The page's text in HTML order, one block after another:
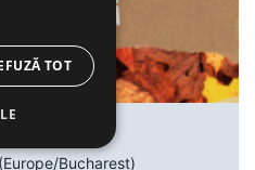
(Europe/Bucharest)
TOT